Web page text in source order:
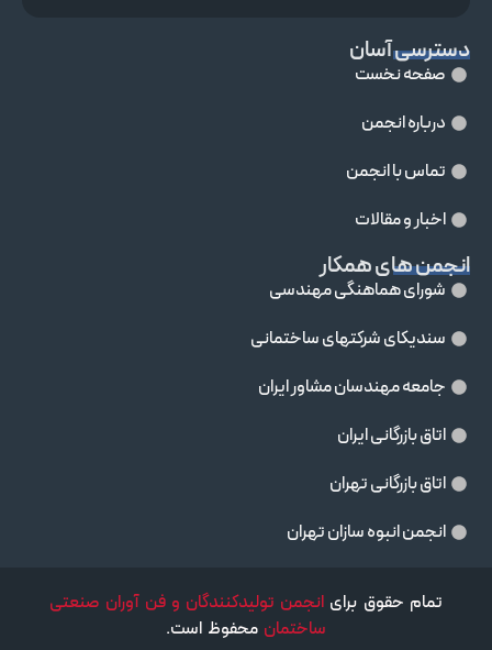
دسترسی آسان
صفحه نخست
درباره انجمن
تماس با انجمن
اخبار و مقالات
انجمن های همکار
شورای هماهنگی مهندسی
سندیکای شرکتهای ساختمانی
جامعه مهندسان مشاور ايران
اتاق بازرگانی ایران
اتاق بازرگانی تهران
انجمن انبوه سازان تهران
تمام حقوق برای انجمن تولیدکنندگان و فن آوران صنعتی
ساختمان محفوظ است.